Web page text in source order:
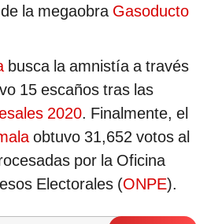
la megaobra Gasoducto
busca la amnistía a través
15 escaños tras las
2020. Finalmente, el
obtuvo 31,652 votos al
por la Oficina
Electorales (ONPE).